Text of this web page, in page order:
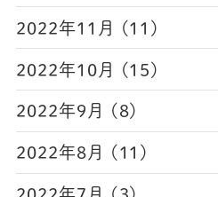
2022年11月 (11)
2022年10月 (15)
2022年9月 (8)
2022年8月 (11)